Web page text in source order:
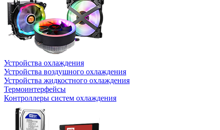
Устройства охлаждения
Устройства воздушного охлаждения
Устройства жидкостного охлаждения
Термоинтерфейсы
Контроллеры систем охлаждения